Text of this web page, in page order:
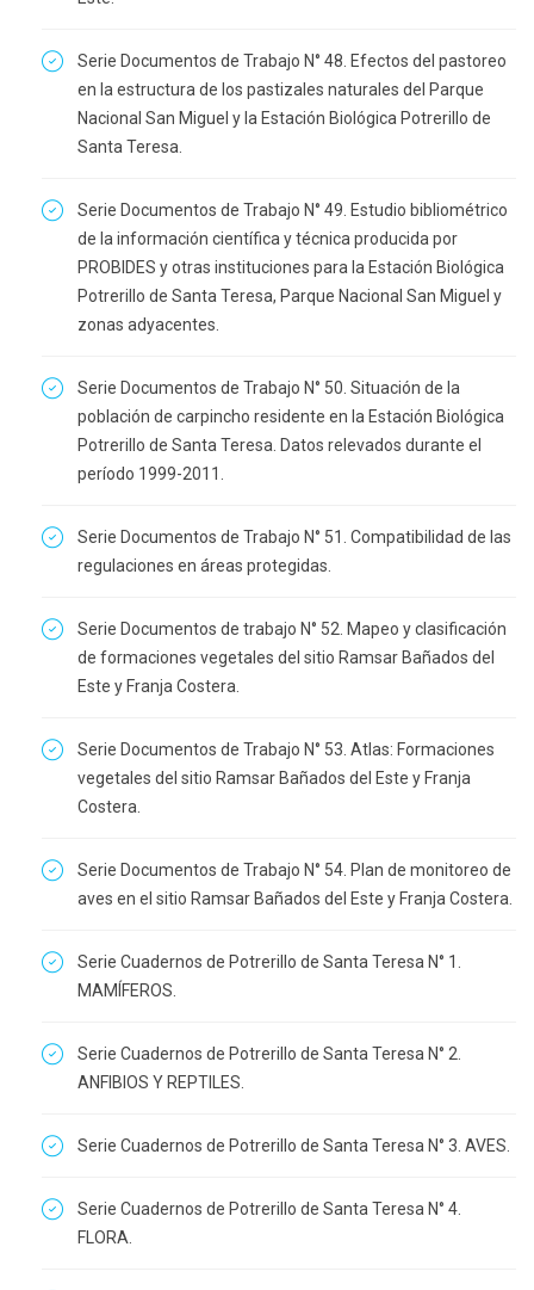
Serie Documentos de Trabajo N° 48. Efectos del pastoreo
en la estructura de los pastizales naturales del Parque
Nacional San Miguel y la Estación Biológica Potrerillo de
Santa Teresa.
Serie Documentos de Trabajo N° 49. Estudio bibliométrico
de la información científica y técnica producida por
PROBIDES y otras instituciones para la Estación Biológica
Potrerillo de Santa Teresa, Parque Nacional San Miguel y
zonas adyacentes.
Serie Documentos de Trabajo N° 50. Situación de la
población de carpincho residente en la Estación Biológica
Potrerillo de Santa Teresa. Datos relevados durante el
período 1999-2011.
Serie Documentos de Trabajo N° 51. Compatibilidad de las
regulaciones en áreas protegidas.
Serie Documentos de trabajo N° 52. Mapeo y clasificación
de formaciones vegetales del sitio Ramsar Bañados del
Este y Franja Costera.
Serie Documentos de Trabajo N° 53. Atlas: Formaciones
vegetales del sitio Ramsar Bañados del Este y Franja
Costera.
Serie Documentos de Trabajo N° 54. Plan de monitoreo de
aves en el sitio Ramsar Bañados del Este y Franja Costera.
Serie Cuadernos de Potrerillo de Santa Teresa N° 1.
MAMÍFEROS.
Serie Cuadernos de Potrerillo de Santa Teresa N° 2.
ANFIBIOS Y REPTILES.
Serie Cuadernos de Potrerillo de Santa Teresa N° 3. AVES.
Serie Cuadernos de Potrerillo de Santa Teresa N° 4.
FLORA.